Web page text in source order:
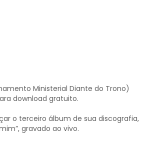
Ministerial Diante do Trono)
download gratuito.
o terceiro álbum de sua discografia,
gravado ao vivo.